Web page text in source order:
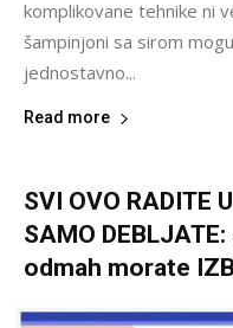
komplikovane tehnike ni
šampinjoni sa sirom
jednostavno...
Read more
SVI OVO RADITE
SAMO
odmah morate